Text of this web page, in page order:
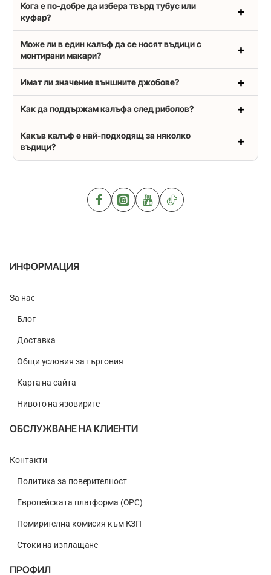
Кога е по-добре да избера твърд тубус или
куфар?
Може ли в един калъф да се носят въдици с
монтирани макари?
Имат ли значение външните джобове?
Как да поддържам калъфа след риболов?
Какъв калъф е най-подходящ за няколко
въдици?
ИНФОРМАЦИЯ
За нас
Блог
Доставка
Общи условия за търговия
Карта на сайта
Нивото на язовирите
ОБСЛУЖВАНЕ НА КЛИЕНТИ
Контакти
Политика за поверителност
Европейската платформа (ОРС)
Помирителна комисия към КЗП
Стоки на изплащане
ПРОФИЛ